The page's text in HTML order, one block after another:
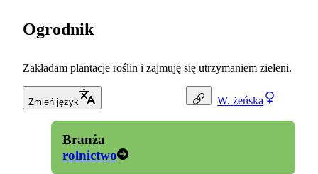
W. żeńska
Ogrodnik
Zakładam plantacje roślin i zajmuję się utrzymaniem zieleni.
Zmień język
Branża
rolnictwo